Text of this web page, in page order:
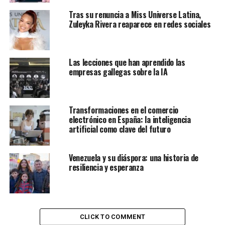
diversas nacionalidades que enriquecen su carácter y
diversidad cultural. Esta mezcla se refleja en tradiciones
y opciones gastronómicas que crean un ambiente
inclusivo.
Contenidos de la entrada
Queens: un lugar lleno de oportunidades
Latinos en Queens: una presencia que crece
Oportunidades de empleo en distintos sectores
Salud y educación, áreas con alta demanda de
empleo
Redes de apoyo comunitario
La importancia del transporte en la búsqueda de
Tras su renuncia a Miss Universe Latina,
Zuleyka Rivera reaparece en redes sociales
Las lecciones que han aprendido las
empresas gallegas sobre la IA
Transformaciones en el comercio
electrónico en España: la inteligencia
artificial como clave del futuro
Venezuela y su diáspora: una historia de
resiliencia y esperanza
CLICK TO COMMENT